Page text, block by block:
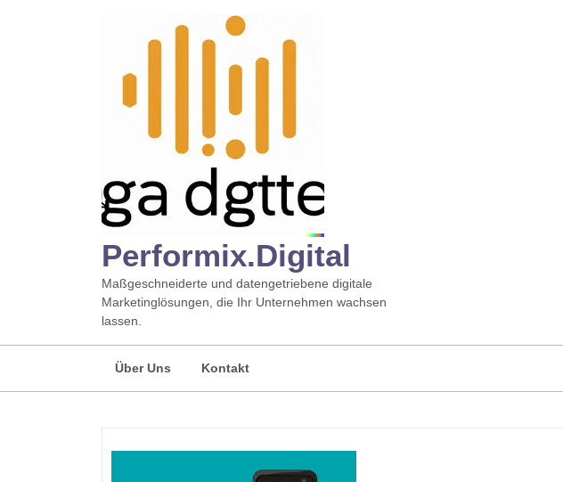
Performix.digital
Maßgeschneiderte und datengetriebene digitale
Marketinglösungen, die Ihr Unternehmen wachsen
lassen.
Über Uns Kontakt